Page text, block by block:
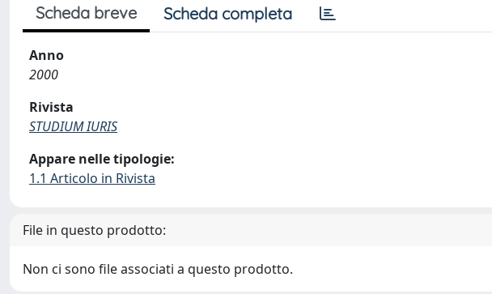
Scheda breve Scheda completa
Anno
2000
Rivista
STUDIUM IURIS
Appare nelle tipologie:
1.1 Articolo in Rivista
File in questo prodotto:
Non ci sono file associati a questo prodotto.